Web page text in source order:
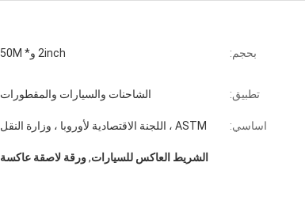
بحجم: 2inch و* 50M
تطبيق: الشاحنات والسيارات والمقطورات
اساسي: ASTM ، اللجنة الاقتصادية لأوروبا ، وزارة النقل
الشريط العاكس للسيارات,ورقة لاصقة عاكسة